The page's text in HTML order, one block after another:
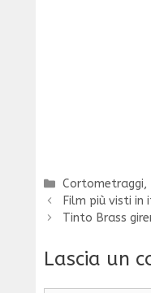
Categorie
Cortometraggi,
Film più visti in
Tinto Brass
Lascia un